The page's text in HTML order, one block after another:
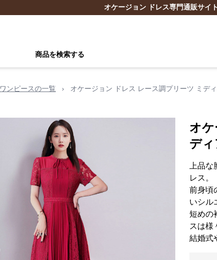
オケージョン ドレス専門通販サイ
商品を検索する
ワンピースの一覧 › オケージョン ドレス レース調プリーツ ミデ
オ
デ
上品
レス。
前身頃
いシル
短めの
スは様
結婚式